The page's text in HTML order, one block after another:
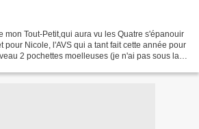
mon Tout-Petit,qui aura vu les Quatre s'épanouir
pour Nicole, l'AVS qui a tant fait cette année pour
2 pochettes moelleuses (je n'ai pas sous la